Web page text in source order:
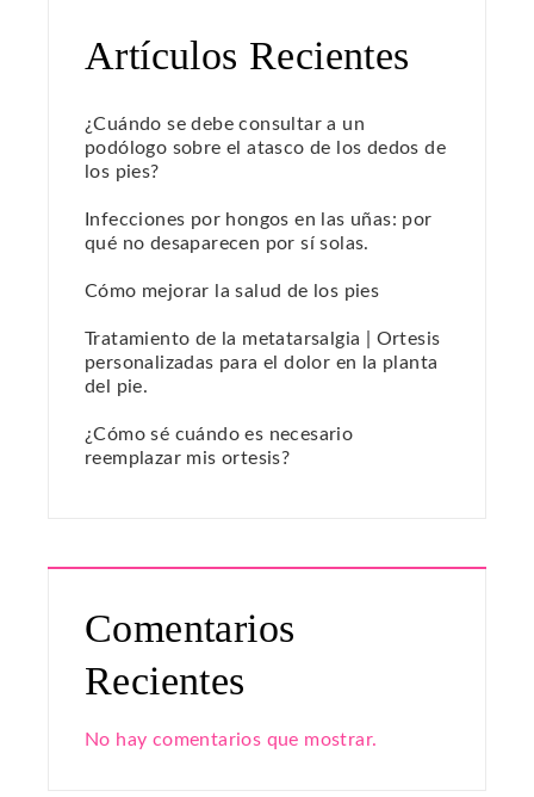
Artículos Recientes
¿Cuándo se debe consultar a un
podólogo sobre el atasco de los dedos de
los pies?
Infecciones por hongos en las uñas: por
qué no desaparecen por sí solas.
Cómo mejorar la salud de los pies
Tratamiento de la metatarsalgia | Ortesis
personalizadas para el dolor en la planta
del pie.
¿Cómo sé cuándo es necesario
reemplazar mis ortesis?
Comentarios
Recientes
No hay comentarios que mostrar.